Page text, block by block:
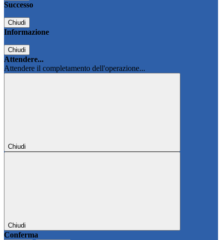
Successo
Chiudi
Informazione
Chiudi
Attendere...
Attendere il completamento dell'operazione...
Chiudi
Chiudi
Conferma